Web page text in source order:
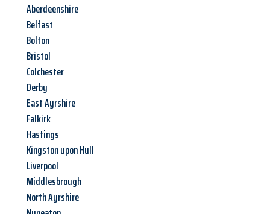
Aberdeenshire
Belfast
Bolton
Bristol
Colchester
Derby
East Ayrshire
Falkirk
Hastings
Kingston upon Hull
Liverpool
Middlesbrough
North Ayrshire